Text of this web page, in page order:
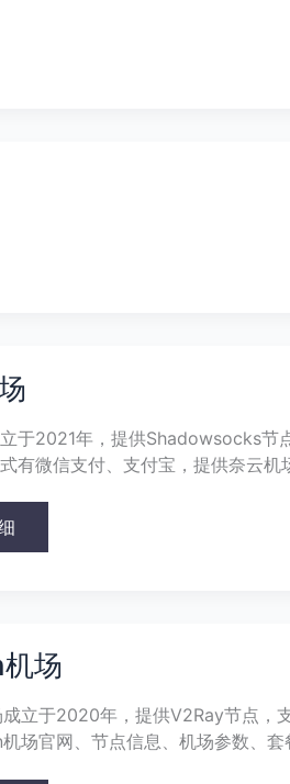
于2021年，提供Shadowsocks节
有微信支付、支付宝，提供奈云机
场
立于2020年，提供V2Ray节点，
场官网、节点信息、机场参数、套